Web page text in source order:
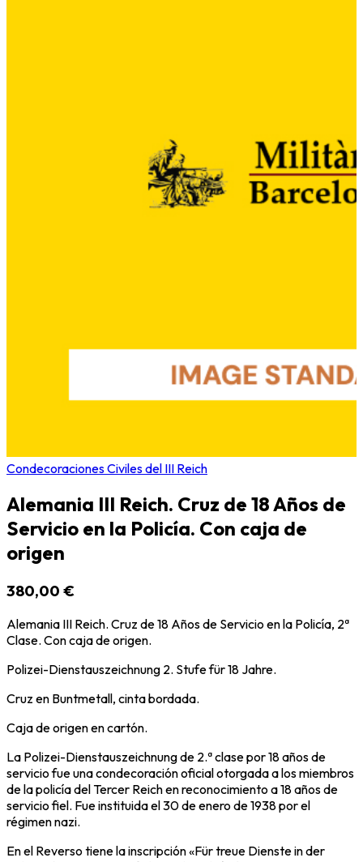
Condecoraciones Civiles del III Reich
Alemania III Reich. Cruz de 18 Años de
Servicio en la Policía. Con caja de
origen
380,00 €
Alemania III Reich. Cruz de 18 Años de Servicio en la Policía, 2ª
Clase. Con caja de origen.
Polizei-Dienstauszeichnung 2. Stufe für 18 Jahre.
Cruz en Buntmetall, cinta bordada.
Caja de origen en cartón.
La Polizei-Dienstauszeichnung de 2.ª clase por 18 años de
servicio fue una condecoración oficial otorgada a los miembros
de la policía del Tercer Reich en reconocimiento a 18 años de
servicio fiel. Fue instituida el 30 de enero de 1938 por el
régimen nazi.
En el Reverso tiene la inscripción «Für treue Dienste in der